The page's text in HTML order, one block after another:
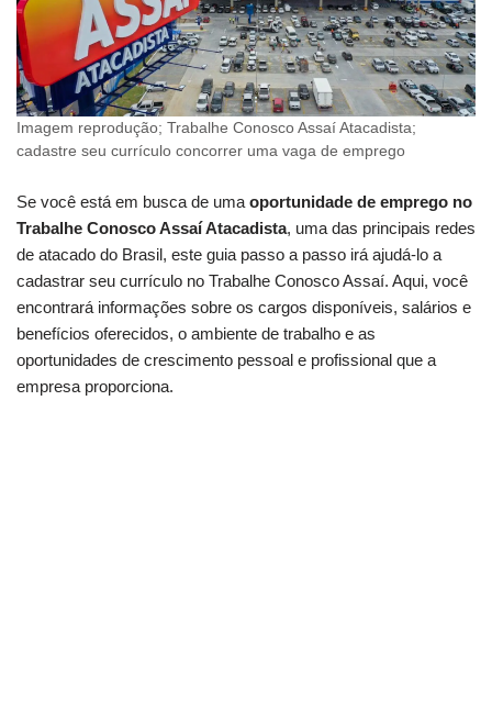
Imagem reprodução; Trabalhe Conosco Assaí Atacadista;
cadastre seu currículo concorrer uma vaga de emprego
Se você está em busca de uma oportunidade de emprego no
Trabalhe Conosco Assaí Atacadista, uma das principais redes
de atacado do Brasil, este guia passo a passo irá ajudá-lo a
cadastrar seu currículo no Trabalhe Conosco Assaí. Aqui, você
encontrará informações sobre os cargos disponíveis, salários e
benefícios oferecidos, o ambiente de trabalho e as
oportunidades de crescimento pessoal e profissional que a
empresa proporciona.